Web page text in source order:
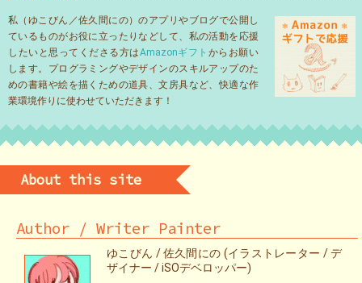
私（ゆこびん／佐久間にの）のアプリやブログで公開し
ているものがお役に立ったりなどして、私の活動を応援
したいと思ってくださる方はAmazonギフト からお願い
します。プログラミングやデザインのスキルアップのた
めの書籍や絵を描くための道具、文房具など、快適な作
業環境作りに使わせていただきます！
About this site
Author / Writer Painter
ゆこびん / 佐久間にの (イラストレーター / デ
ザイナー / iSOデベロッパー)